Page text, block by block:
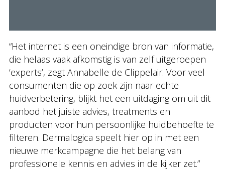
“Het internet is een oneindige bron van informatie,
die helaas vaak afkomstig is van zelf uitgeroepen
‘experts’, zegt Annabelle de Clippelair. Voor veel
consumenten die op zoek zijn naar echte
huidverbetering, blijkt het een uitdaging om uit dit
aanbod het juiste advies, treatments en
producten voor hun persoonlijke huidbehoefte te
filteren. Dermalogica speelt hier op in met een
nieuwe merkcampagne die het belang van
professionele kennis en advies in de kijker zet.”